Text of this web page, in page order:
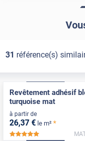
31 référence(s)
Revêtement adhésif
turquoise mat
à partir de
26,37 € le m² *
*****